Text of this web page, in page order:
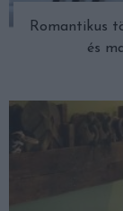
Romantikus
és